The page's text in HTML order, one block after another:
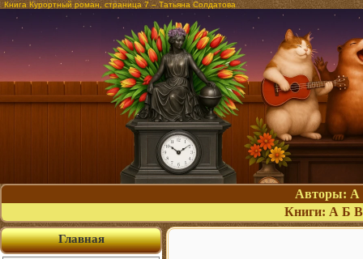
Книга Курортный роман, страница 7 – Татьяна Солдатова
Авторы: А
Книги: А Б В
Главная